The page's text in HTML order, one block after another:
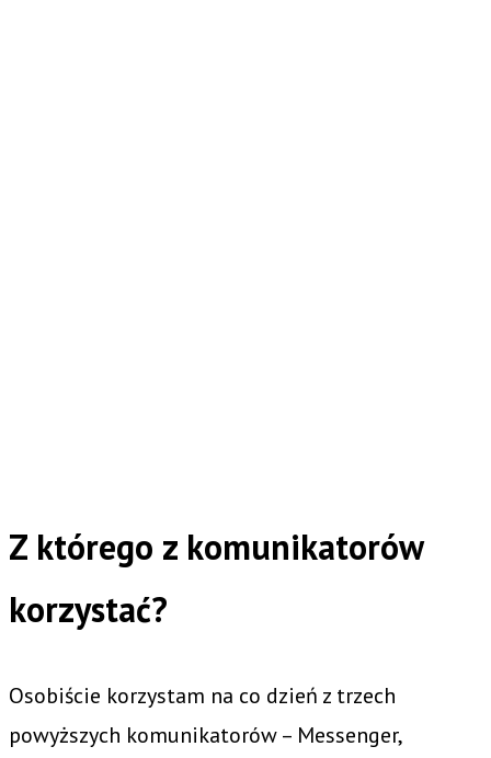
Z którego z komunikatorów
korzystać?
Osobiście korzystam na co dzień z trzech
powyższych komunikatorów – Messenger,